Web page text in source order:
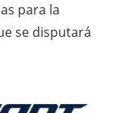
para la
se disputará